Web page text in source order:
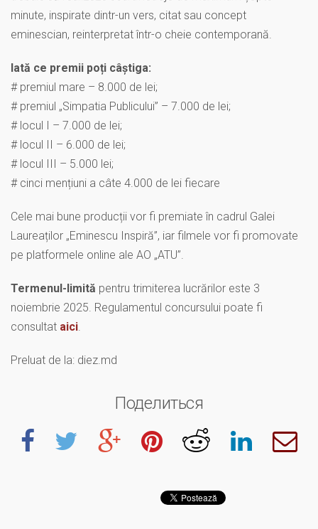
minute, inspirate dintr-un vers, citat sau concept
eminescian, reinterpretat într-o cheie contemporană.
Iată ce premii poți câștiga:
# premiul mare – 8.000 de lei;
# premiul „Simpatia Publicului” – 7.000 de lei;
# locul I – 7.000 de lei;
# locul II – 6.000 de lei;
# locul III – 5.000 lei;
# cinci mențiuni a câte 4.000 de lei fiecare
Cele mai bune producții vor fi premiate în cadrul Galei
Laureaților „Eminescu Inspiră”, iar filmele vor fi promovate
pe platformele online ale AO „ATU”.
Termenul-limită pentru trimiterea lucrărilor este 3
noiembrie 2025. Regulamentul concursului poate fi
consultat aici
Preluat de la: diez.md
Поделиться